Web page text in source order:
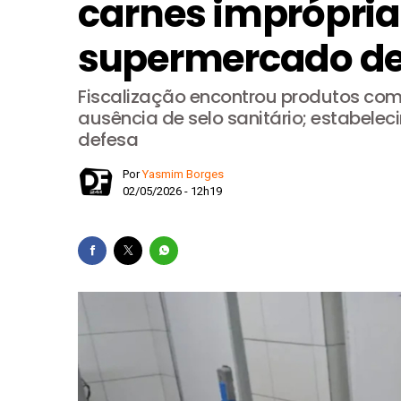
Gustavo Rocha é
Agosto Dourado mobiliza
Multivacinação 2026
Drone com explosivo
carnes
supermercado
Fiscalização encontrou produtos
ausência de selo sanitário;
defesa
PorYasmim Borges
02/05/2026 - 12h19